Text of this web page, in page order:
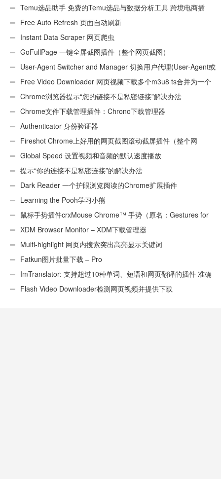
Temu选品助手 免费的Temu选品与数据分析工具 跨境电商插
件 Free Auto Refresh 页面自动刷新
Instant Data Scraper 网页爬虫
GoFullPage 一键全屏截图插件（整个网页截图）
User-Agent Switcher and Manager 切换用户代理(User-Agent或
UA)Free Video Downloader 网页视频下载多个m3u8 ts合并为一个
ts文件Chrome浏览器提示“您的链接不是私密链接”解决办法
Chrome文件下载管理插件：Chrono下载管理器
Authenticator 身份验证器
Fireshot Chrome上好用的网页截图滚动截屏插件（整个网
页）Global Speed 设置视频和音频的默认速度播放
提示“你的连接不是私密连接”的解决办法
Dark Reader 一个护眼浏览阅读的Chrome扩展插件
Learning the Pooh学习小熊
鼠标手势插件crxMouse Chrome™ 手势（原名：Gestures for
Chrome(TM)汉化版）
XDM Browser Monitor – XDM下载管理器
Multi-highlight 网页内搜索突出高亮显示关键词
Fatkun图片批量下载 – Pro
ImTranslator: 支持超过10种单词、短语和网页翻译的插件 准确
性不错Flash Video Downloader检测网页视频并提供下载